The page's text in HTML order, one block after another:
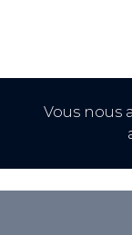
Vous nous